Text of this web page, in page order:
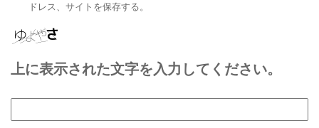
ドレス、サイトを保存する。
上に表示された文字を入力してください。